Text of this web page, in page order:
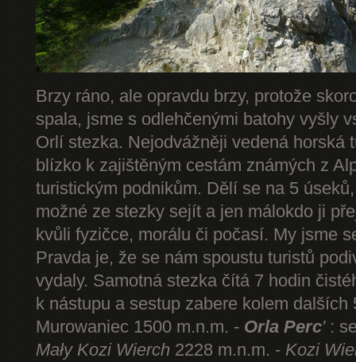
Brzy ráno, ale opravdu brzy, protože
spala, jsme s odlehčenými batohy vyšly
Orlí stezka. Nejodvážněji vedená horská
blízko k zajištěným cestám známých z
turistickým podnikům. Dělí se na 5
možné ze stezky sejít a jen málokdo ji
kvůli fyzičce, morálu či počasí. My jsme
Pravda je, že se nám spoustu turistů
vydaly. Samotná stezka čítá 7 hodin
k nástupu a sestup zabere kolem dalších
Murowaniec 1500 m.n.m. - Orla Perc':
Mały Kozi Wierch 2228 m.n.m. - Kozi